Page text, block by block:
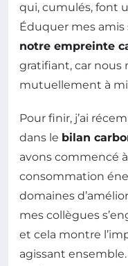
qui, cumulés, font
Éduquer mes amis
notre empreinte
gratifiant, car nous
mutuellement à
Pour finir, j’ai
dans le bilan
avons commencé
consommation
domaines
mes collègues
et cela montre
agissant